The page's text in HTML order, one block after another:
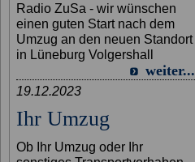
Radio ZuSa - wir wünschen
einen guten Start nach dem
Umzug an den neuen Standort
in Lüneburg Volgershall
weiter...
19.12.2023
Ihr Umzug
Ob Ihr Umzug oder Ihr